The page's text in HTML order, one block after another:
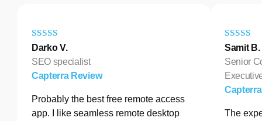
Darko V.
SEO specialist
Capterra Review
Probably the best free remote access
app. I like seamless remote desktop
Samit B.
Senior
The